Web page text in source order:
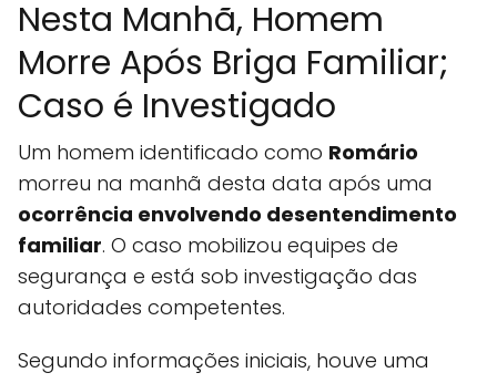
Nesta Manhã, Homem
Morre Após Briga Familiar;
Caso é Investigado
Um homem identificado como Romário
morreu na manhã desta data após uma
ocorrência envolvendo desentendimento
familiar. O caso mobilizou equipes de
segurança e está sob investigação das
autoridades competentes.
Segundo informações iniciais, houve uma